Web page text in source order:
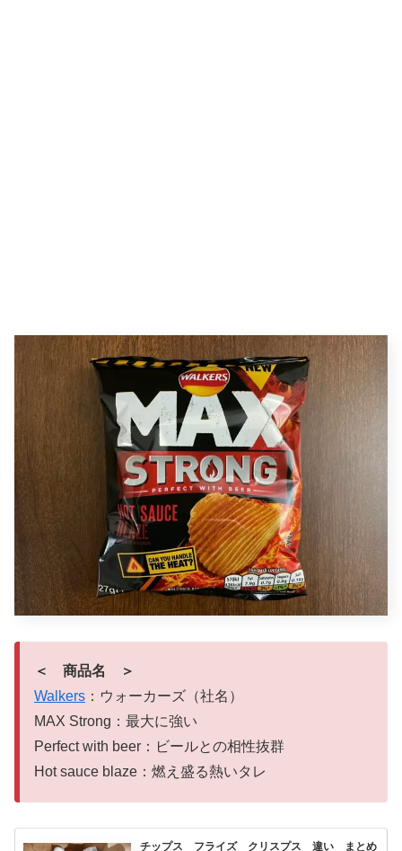
＜ 商品名 ＞
Walkers ：ウォーカーズ（社名）
MAX Strong：最大に強い
Perfect with beer：ビールとの相性抜群
Hot sauce blaze：燃え盛る熱いタレ
チップス フライズ クリスプス 違い まとめ